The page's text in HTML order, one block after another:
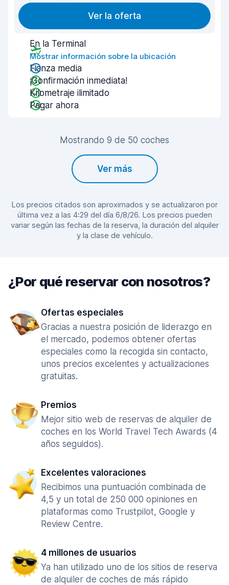
Ver la oferta
En la Terminal
Mostrar información sobre la ubicación
Fianza media
¡Confirmación inmediata!
Kilometraje ilimitado
Pagar ahora
Mostrando 9 de 50 coches
Ver más
Los precios citados son aproximados y se actualizaron por
última vez a las 4:29 del día 6/8/26. Los precios pueden
variar según las fechas de la reserva, la duración del alquiler
y la clase de vehículo.
¿Por qué reservar con nosotros?
Ofertas especiales
Gracias a nuestra posición de liderazgo en
el mercado, podemos obtener ofertas
especiales como la recogida sin contacto,
unos precios excelentes y actualizaciones
gratuitas.
Premios
Mejor sitio web de reservas de alquiler de
coches en los World Travel Tech Awards (4
años seguidos).
Excelentes valoraciones
Recibimos una puntuación combinada de
4,5 y un total de 250 000 opiniones en
plataformas como Trustpilot, Google y
Review Centre.
4 millones de usuarios
Ya han utilizado uno de los sitios de reserva
de alquiler de coches de más rápido